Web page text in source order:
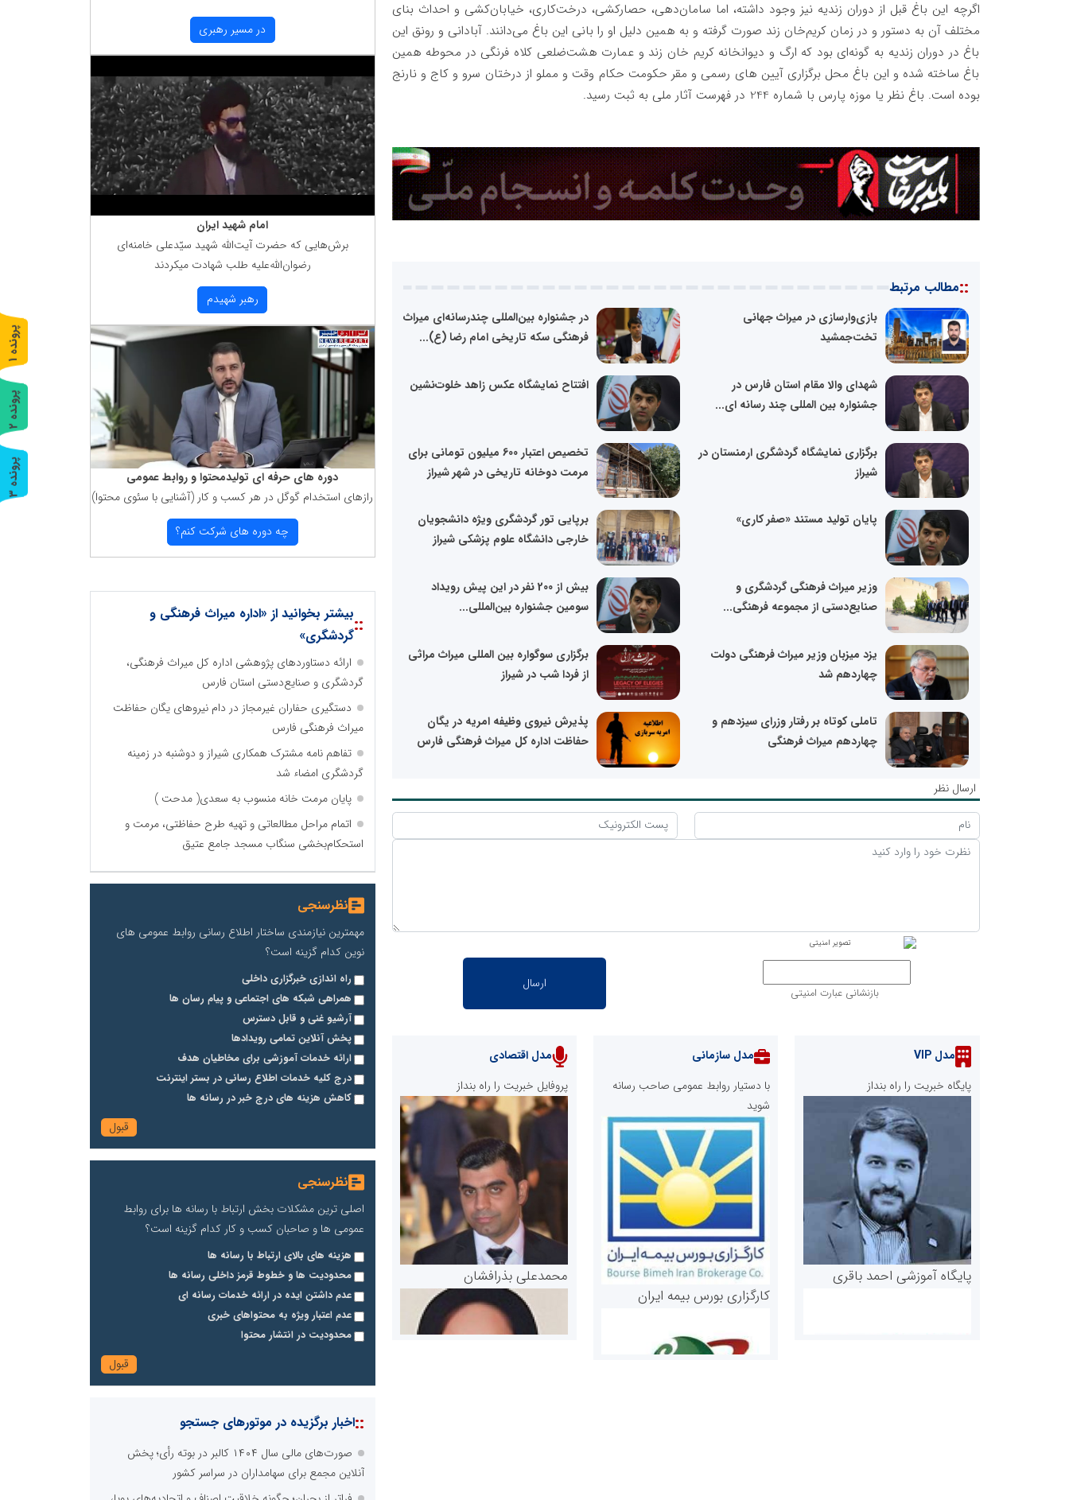
اگرچه این باغ قبل از دوران زندیه نیز وجود داشته، اما سامان‌دهی، حصارکشی، درخت‌کاری، خیابان‌کشی و احداث بنای
مختلف آن به دستور و در زمان کریم‌خان زند صورت گرفته و به همین دلیل او را بانی این باغ می‌دانند. آبادانی و رونق این
باغ در دوران زندیه به گونه‌ای بود که ارگ و دیوانخانه کریم خان زند و عمارت هشت‌ضلعی کلاه فرنگی در محوطه همین
باغ ساخته شده و این باغ محل برگزاری آیین های رسمی و مقر حکومت حکام وقت و مملو از درختان سرو و کاج و نارنج
بوده است. باغ نظر یا موزه پارس با شماره 244 در فهرست آثار ملی به ثبت رسید.
::مطالب مرتبط
بازی‌وارسازی در میراث جهانی
تخت‌جمشید
در جشنواره بین‌المللی چندرسانه‌ای میراث
فرهنگی سکه تاریخی امام رضا (ع)...
شهدای والا مقام استان فارس در
جشنواره بین المللی چند رسانه ای...
افتتاح نمایشگاه عکس زاهد خلوت‌نشین
برگزاری نمایشگاه گردشگری ارمنستان در
شیراز
تخصیص اعتبار 600 میلیون تومانی برای
مرمت دوخانه تاریخی در شهر شیراز
پایان تولید مستند «صفر کاری»
برپایی تور گردشگری ویژه دانشجویان
خارجی دانشگاه علوم پزشکی شیراز
وزیر میراث فرهنگی گردشگری و
صنایع‌دستی از مجموعه فرهنگی...
بیش از 200 نفر در این پیش رویداد
سومین جشنواره بین‌المللی...
یزد میزبان وزیر میراث فرهنگی دولت
چهاردهم شد
برگزاری سوگواره بین المللی میراث مراثی
از فردا شب در شیراز
تاملی کوتاه بر رفتار وزرای سیزدهم و
چهاردهم میراث فرهنگی
پذیرش نیروی وظیفه امریه در یگان
حفاظت اداره کل میراث فرهنگی فارس
ارسال نظر
بازنشانی عبارت امنیتی
مدل VIP
پایگاه خبریت را راه بنداز
پایگاه آموزشی احمد باقری
مدل سازمانی
با دستیار روابط عمومی صاحب رسانه
شوید
کارگزاری بورس بیمه ایران
مدل اقتصادی
پروفایل خبریت را راه بنداز
محمدعلی بذرافشان
در مسیر رهبری
امام شهید ایران
برش‌هایی كه حضرت آیت‌الله شهید سیّدعلی خامنه‌ای
رضوان‌الله‌علیه طلب شهادت میكردند
رهبر شهیدم
دوره های حرفه ای تولیدمحتوا و روابط عمومی
رازهای استخدام گوگل در هر كسب و كار (آشنایی با سئوی محتوا)
چه دوره های شركت كنم؟
::بیشتر بخوانید از «اداره میراث فرهنگی و
گردشگری»
ارائه دستاوردهای پژوهشی اداره کل میراث فرهنگی،
گردشگری و صنایع‌دستی استان فارس
دستگیری حفاران غیرمجاز در دام نیروهای یگان حفاظت
میراث فرهنگی فارس
تفاهم نامه مشترک همکاری شیراز و دوشنبه در زمینه
گردشگری امضاء شد
پایان مرمت خانه منسوب به سعدی( مدحت )
اتمام مراحل مطالعاتی و تهیه طرح حفاظتی، مرمت و
استحکام‌بخشی سنگاب مسجد جامع عتیق
نظرسنجی
مهمترین نیازمندی ساختار اطلاع رسانی روابط عمومی های
نوین کدام گزینه است؟
راه اندازی خبرگزاری داخلی
همراهی شبکه های اجتماعی و پیام رسان ها
آرشیو غنی و قابل دسترس
پخش آنلاین تمامی رویدادها
ارائه خدمات آموزشی برای مخاطیان هدف
درج کلیه خدمات اطلاع رسانی در بستر اینترنت
کاهش هزینه های درج خبر در رسانه ها
نظرسنجی
اصلی ترین مشکلات بخش ارتباط با رسانه ها برای روابط
عمومی ها و صاحبان کسب و کار کدام گزینه است؟
هزینه های بالای ارتباط با رسانه ها
محدودیت ها و خطوط قرمز داخلی رسانه ها
عدم داشتن ایده در ارائه خدمات رسانه ای
عدم اعتبار ویژه به محتواهای خبری
محدودیت در انتشار محتوا
::اخبار برگزیده در موتورهای جستجو
صورت‌های مالی سال ۱۴۰۴ کالبر در بوته رأی؛ پخش
آنلاین مجمع برای سهامداران در سراسر کشور
پ
ر
و
ن
د
ه
1
پ
ر
و
ن
د
ه
2
پ
ر
و
ن
د
ه
3